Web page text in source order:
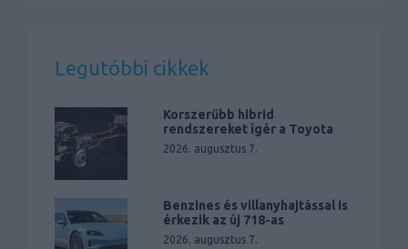
Legutóbbi cikkek
Korszerűbb hibrid
rendszereket ígér a Toyota
2026. augusztus 7.
Benzines és villanyhajtással is
érkezik az új 718-as
2026. augusztus 7.